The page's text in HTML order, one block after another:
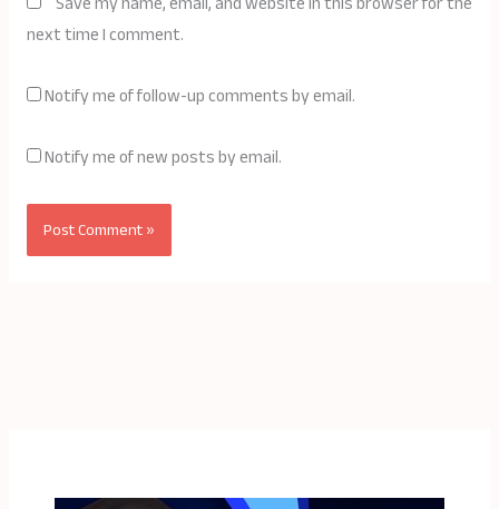
next time I comment.
Notify me of follow-up comments by email.
Notify me of new posts by email.